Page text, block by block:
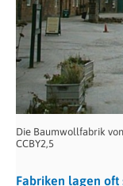
Die Baumwollfabrik
CCBY2,5
Fabriken lagen oft